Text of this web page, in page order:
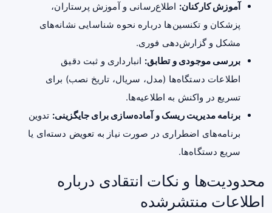
آموزش کارکنان: اطلاع‌رسانی و آموزش پرستاران،
پزشکان و تکنسین‌ها درباره نحوه شناسایی نشانه‌های
مشکل و گزارش‌دهی فوری.
بررسی موجودی و تطابق: انبارداری و ثبت دقیق
اطلاعات دستگاه‌ها (مدل، سریال، تاریخ نصب) برای
تسریع در واکنش به اطلاعیه‌ها.
برنامه مدیریت ریسک و آماده‌سازی برای جایگزینی: تدوین
برنامه‌های اضطراری در صورت نیاز به تعویض دسته‌ای یا
سریع دستگاه‌ها.
محدودیت‌ها و نکات انتقادی درباره
اطلاعات منتشرشده